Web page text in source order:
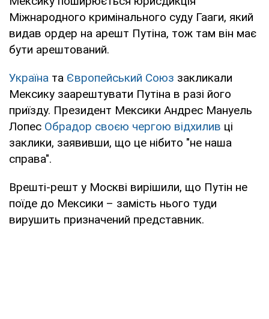
Міжнародного кримінального суду Гааги, який
видав ордер на арешт Путіна, тож там він має
бути арештований.
Україна та Європейський Союз закликали
Мексику заарештувати Путіна в разі його
приїзду. Президент Мексики Андрес Мануель
Лопес Обрадор своєю чергою відхилив ці
заклики, заявивши, що це нібито "не наша
справа".
Врешті-решт у Москві вирішили, що Путін не
поїде до Мексики – замість нього туди
вирушить призначений представник.